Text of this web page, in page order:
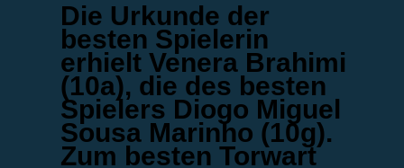
Die Urkunde der
besten Spielerin
erhielt Venera Brahimi
(10a), die des besten
Spielers Diogo Miguel
Sousa Marinho (10g).
Zum besten Torwart